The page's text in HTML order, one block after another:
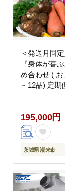
＜発送月固
『身体が喜
め合わせ ( お
～12品) 定期
せ 野菜定期
菜 セット 有
農法 産地直
クス ギフト
195,000円
茨城県 潮来市